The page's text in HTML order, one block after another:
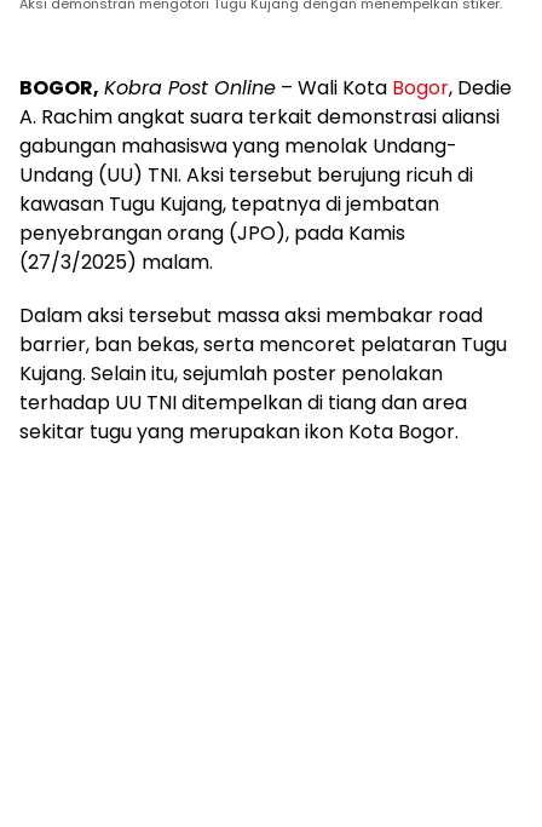
BOGOR, Kobra Post Online – Wali Kota Bogor, Dedie
A. Rachim angkat suara terkait demonstrasi aliansi
gabungan mahasiswa yang menolak Undang-
Undang (UU) TNI. Aksi tersebut berujung ricuh di
kawasan Tugu Kujang, tepatnya di jembatan
penyebrangan orang (JPO), pada Kamis
(27/3/2025) malam.
Dalam aksi tersebut massa aksi membakar road
barrier, ban bekas, serta mencoret pelataran Tugu
Kujang. Selain itu, sejumlah poster penolakan
terhadap UU TNI ditempelkan di tiang dan area
sekitar tugu yang merupakan ikon Kota Bogor.